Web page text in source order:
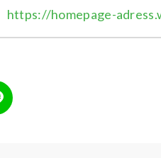
https://homepage-